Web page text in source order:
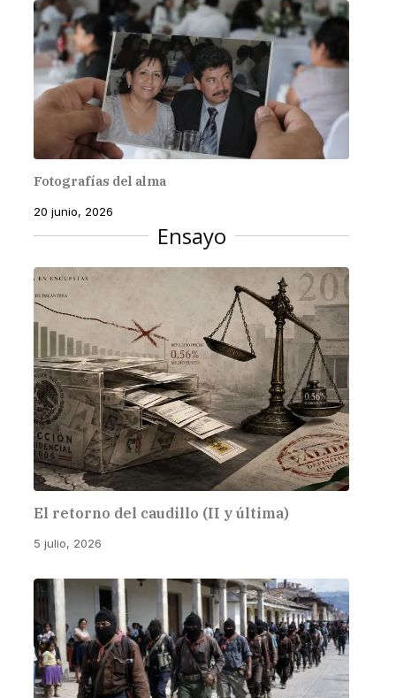
Fotografías del alma
20 junio, 2026
Ensayo
El retorno del caudillo (II y última)
5 julio, 2026